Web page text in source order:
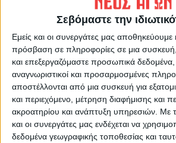
Σεβόμαστε την
Εμείς και οι συνεργάτες μας αποθηκεύουμε
πρόσβαση σε πληροφορίες σε μια
και επεξεργαζόμαστε προσωπικά
αναγνωριστικοί και προσαρμοσμένες
αποστέλλονται από μια συσκευή για
και περιεχόμενο, μέτρηση διαφήμισης και
ακροατηρίου και ανάπτυξη υπηρεσιών. Με
και οι συνεργάτες μας ενδέχεται να
δεδομένα γεωγραφικής τοποθεσίας και
ετών. Αυτό έχει την αξία του
είναι χρονιά βουλευτικών
πιθανό διπλών μάλιστα, όπως
χρονιά εκλογών για την
Αν θέλουμε να είμαστε
«ραντεβού με την κάλπη»,
στοχεύοντας στο κοινό καλό
διορθώσουμε λάθη του